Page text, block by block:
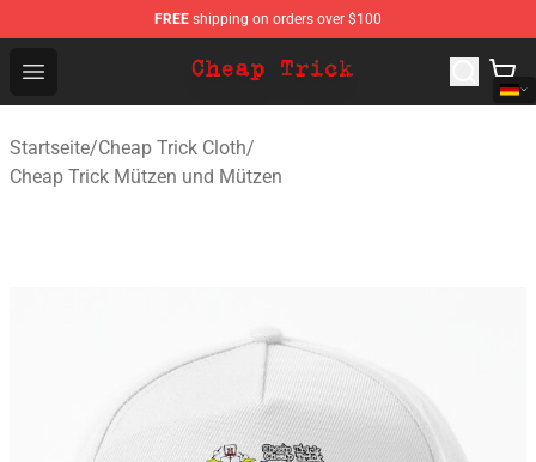
FREE shipping on orders over $100
Open menu
Cheap Trick Store - Official Cheap Trick Merchandise
Startseite/Cheap Trick Cloth/
Cheap Trick Mützen und Mützen